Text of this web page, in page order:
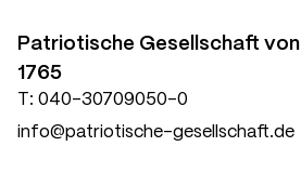
Patriotische Gesellschaft von
1765
040-30709050-0
E-
info@patriotische-gesellschaft.de